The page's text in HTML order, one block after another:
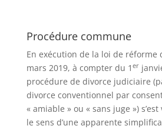
Procédure commune
En exécution de la loi de réforme
mars 2019, à compter du 1 er
procédure de divorce judiciaire
divorce conventionnel par
« amiable » ou « sans juge »)
le sens d’une apparente